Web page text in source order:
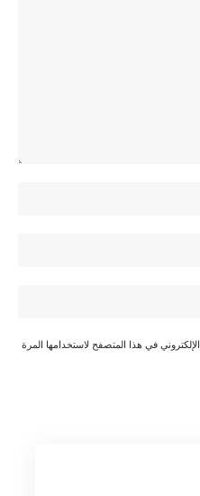
في هذا المتصفح لاستخدامها المرة